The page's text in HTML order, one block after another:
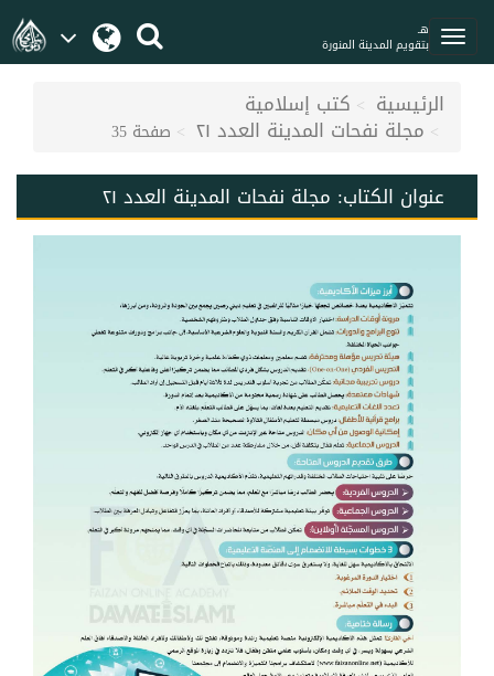
هـ
بتقويم المدينة المنورة
الرئيسية كتب إسلامية
مجلة نفحات المدينة العدد ٢١ صفحة 35
عنوان الكتاب: مجلة نفحات المدينة العدد ٢١